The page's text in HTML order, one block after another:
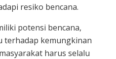
resiko bencana.
potensi bencana,
terhadap kemungkinan
harus selalu